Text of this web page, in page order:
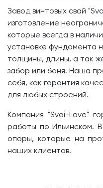
​Завод винтовых свай
изготовление
которые всегда в
установке фундамента
толщины, длины, а так
забор или баня. Наша
себя, как гарантия
для любых строений.
Компания "Svai-Love"
работы по Ильинском.
опоры, которые на
наших клиентов.